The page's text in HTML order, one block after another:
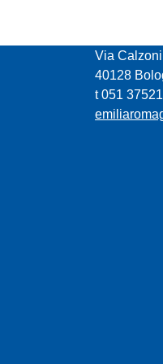
Via
40128
t 051